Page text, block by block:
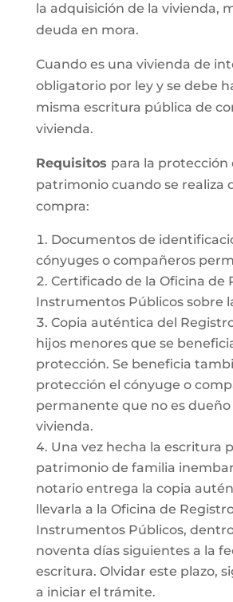
la adquisición de la vivienda,
deuda en mora.
Cuando es una vivienda de
obligatorio por ley y se debe
misma escritura pública de
vivienda.
Requisitos para la protección
patrimonio cuando se realiza
compra:
Documentos de
cónyuges o compañeros
Certificado de la Oficina de
Instrumentos Públicos sobre
Copia auténtica del
hijos menores que se
protección. Se beneficia
protección el cónyuge o
permanente que no es dueño
vivienda.
Una vez hecha la escritura
patrimonio de familia
notario entrega la copia
llevarla a la Oficina de
Instrumentos Públicos,
noventa días siguientes a la
escritura. Olvidar este plazo,
a iniciar el trámite.